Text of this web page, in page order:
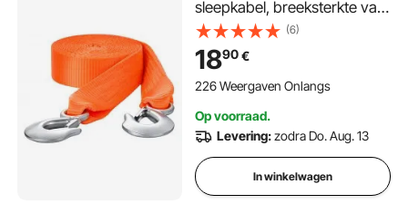
sleepkabel, breeksterkte van
7700 kg, bergingskabel met
veiligheidshaak voor
vrachtwagens en voertuigen,
sleepaccessoires voor
(6)
1890€
226 Weergaven Onlangs
Op voorraad.
Levering:zodra Do. Aug. 13
In winkelwagen